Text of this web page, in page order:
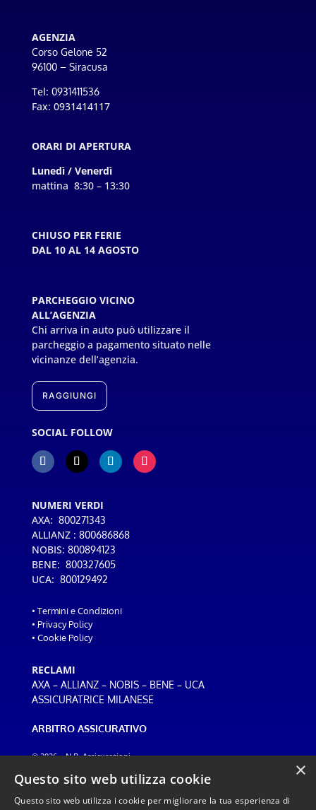
AGENZIA
Corso Gelone 52
96100 – Siracusa
Tel: 0931411536
Fax: 0931414117
ORARI DI APERTURA
Lunedì / Venerdì
mattina 8:30 – 13:30
CHIUSO PER FERIE
DAL 10 AL 14 AGOSTO
PARCHEGGIO VICINO
ALL’AGENZIA
Chi arriva in auto può utilizzare il
parcheggio a pagamento situato nelle
vicinanze dell’agenzia.
RAGGIUNGI
SOCIAL FOLLOW
NUMERI VERDI
AXA: 800271343
ALLIANZ : 800686868
NOBIS: 800894123
BENE: 800327605
UCA: 800129492
• Termini e Condizioni
• Privacy Policy
• Cookie Policy
RECLAMI
AXA– ALLIANZ– NOBIS– BENE – UCA
ASSICURATRICE MILANESE
ARBITRO ASSICURATIVO
© 2026 – N.B. Assicurazioni
×
Questo sito web utilizza cookie
Questo sito web utilizza i cookie per migliorare la tua esperienza di